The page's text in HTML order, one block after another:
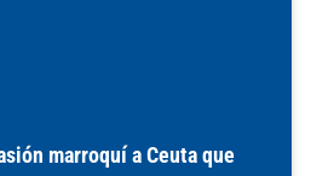
marroquí a Ceuta que